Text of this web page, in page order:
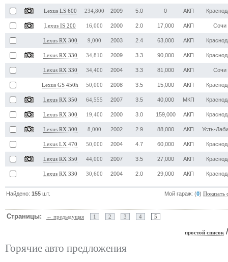
Lexus LS 600 234,800 2009 5.0 0 АКП
Lexus IS 200 16,000 2000 2.0 17,000 АКП Сочи
Lexus RX 300 9,000 2003 2.4 63,000 АКП
Lexus RX 330 34,810 2009 3.3 90,000 АКП
Lexus RX 330 34,400 2004 3.3 81,000 АКП Сочи
Lexus GS 450h 50,000 2008 3.5 15,000 АКП
Lexus RX 350 64,555 2007 3.5 40,000 МКП
Lexus RX 300 19,400 2000 3.0 159,000 АКП
Lexus RX 300 8,000 2002 2.9 88,000 АКП Усть-
Lexus LX 470 50,000 2004 4.7 60,000 АКП
Lexus RX 350 44,000 2007 3.5 27,000 АКП
Lexus RX 330 30,600 2004 2.0 29,000 АКП
Найдено:155 шт. Мой гараж: (0)Показать
Страницы: ← предыдущая 1 2 3 4 5
простой список
Горячие авто предложения